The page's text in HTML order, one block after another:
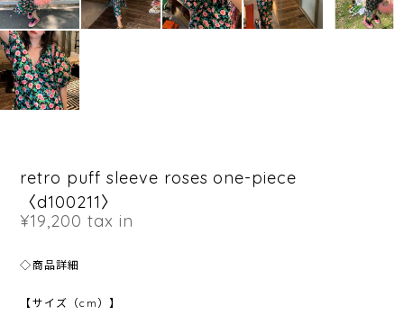
retro puff sleeve roses one-piece
〈d100211〉
¥19,200 tax in
◇商品詳細
【サイズ（cm）】